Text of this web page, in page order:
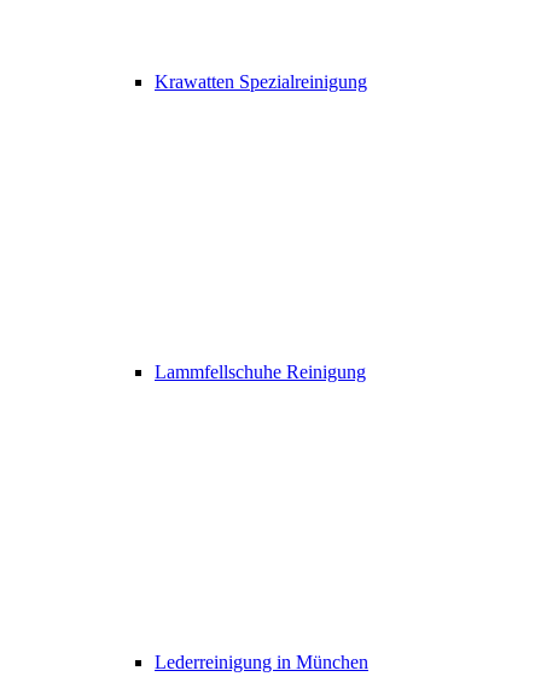
Krawatten Spezialreinigung
Lammfellschuhe Reinigung
Lederreinigung in München